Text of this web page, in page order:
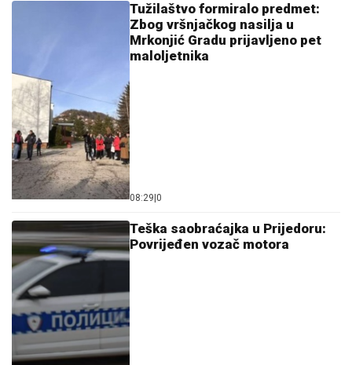
Tužilaštvo formiralo predmet:
Zbog vršnjačkog nasilja u
Mrkonjić Gradu prijavljeno pet
maloljetnika
08:29 0
Teška saobraćajka u Prijedoru:
Povrijeđen vozač motora